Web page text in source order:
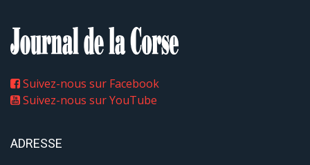
Suivez-nous sur Facebook
Suivez-nous sur YouTube
ADRESSE